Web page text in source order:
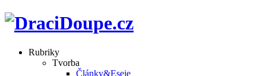
Rubriky
Tvorba
Články&Eseje